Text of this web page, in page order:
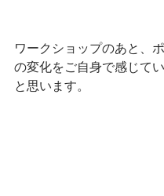
ワークショップのあと、
の変化をご自身で感じて
と思います。